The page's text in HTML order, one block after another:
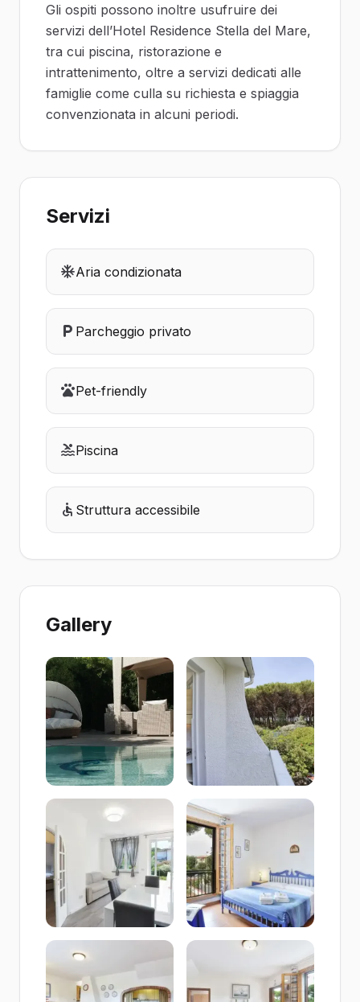
Gli ospiti possono inoltre usufruire dei
servizi dell’Hotel Residence Stella del Mare,
tra cui piscina, ristorazione e
intrattenimento, oltre a servizi dedicati alle
famiglie come culla su richiesta e spiaggia
convenzionata in alcuni periodi.
Servizi
Aria condizionata
Parcheggio privato
Pet-friendly
Piscina
Struttura accessibile
Gallery